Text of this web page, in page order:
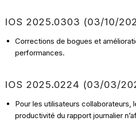
IOS 2025.0303 (03/10/
Corrections de bogues et
performances.
IOS 2025.0224 (03/03/
Pour les utilisateurs collaborateurs,
productivité du rapport journalier